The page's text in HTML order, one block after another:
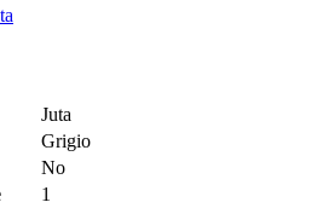
Juta
Grigio
No
1